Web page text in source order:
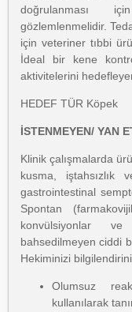
doğrulanması
gözlemlenmelidir.
için veteriner tıbbi
İdeal bir kene
aktivitelerini
HEDEF TÜR Köpek
İSTENMEYEN/ YAN
Klinik çalışmalarda
kusma,
gastrointestinal
Spontan
konvülsiyonlar
bahsedilmeyen ciddi
Hekiminizi
Olumsuz
kullanılarak